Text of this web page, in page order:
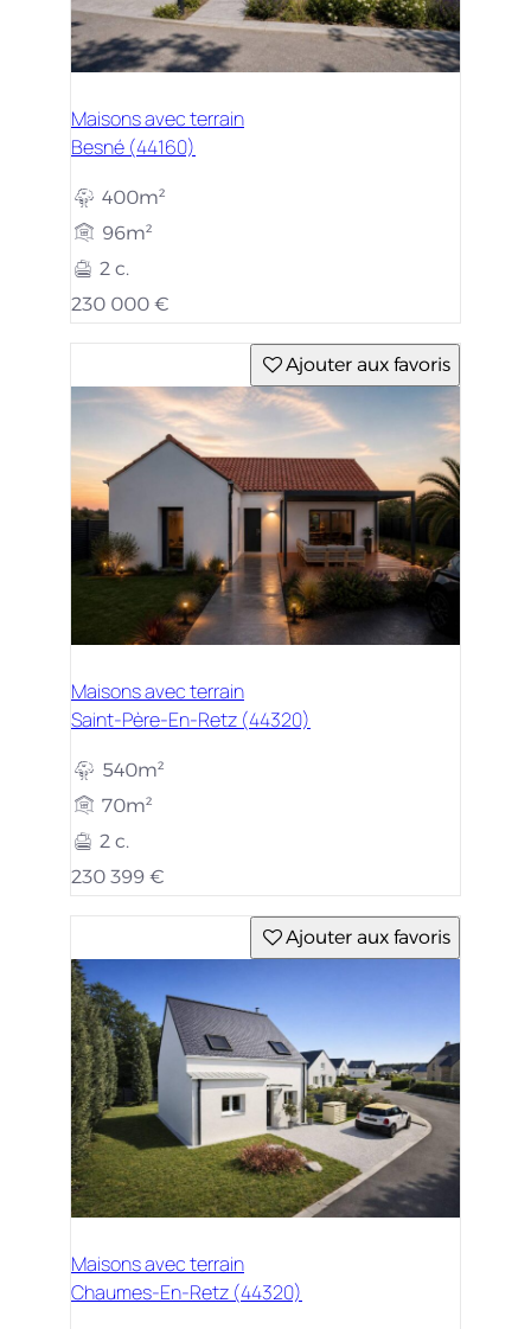
Maisons avec terrain
Besné (44160)
400m²
96m²
2 c.
230 000 €
Ajouter aux favoris
Maisons avec terrain
Saint-Père-En-Retz (44320)
540m²
70m²
2 c.
230 399 €
Ajouter aux favoris
Maisons avec terrain
Chaumes-En-Retz (44320)